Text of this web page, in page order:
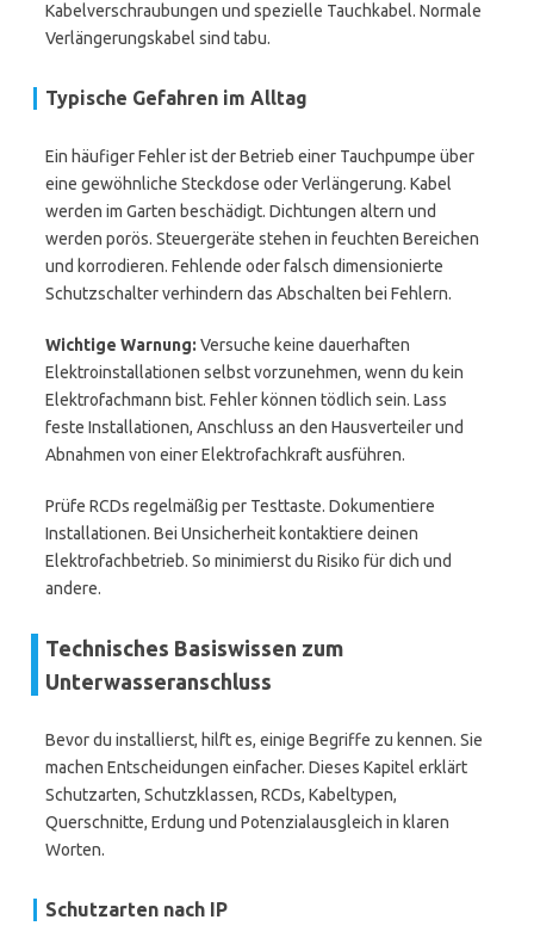
Kabelverschraubungen und spezielle Tauchkabel. Normale
Verlängerungskabel sind tabu.
Typische Gefahren im Alltag
Ein häufiger Fehler ist der Betrieb einer Tauchpumpe über
eine gewöhnliche Steckdose oder Verlängerung. Kabel
werden im Garten beschädigt. Dichtungen altern und
werden porös. Steuergeräte stehen in feuchten Bereichen
und korrodieren. Fehlende oder falsch dimensionierte
Schutzschalter verhindern das Abschalten bei Fehlern.
Wichtige Warnung: Versuche keine dauerhaften
Elektroinstallationen selbst vorzunehmen, wenn du kein
Elektrofachmann bist. Fehler können tödlich sein. Lass
feste Installationen, Anschluss an den Hausverteiler und
Abnahmen von einer Elektrofachkraft ausführen.
Prüfe RCDs regelmäßig per Testtaste. Dokumentiere
Installationen. Bei Unsicherheit kontaktiere deinen
Elektrofachbetrieb. So minimierst du Risiko für dich und
andere.
Technisches Basiswissen zum
Unterwasseranschluss
Bevor du installierst, hilft es, einige Begriffe zu kennen. Sie
machen Entscheidungen einfacher. Dieses Kapitel erklärt
Schutzarten, Schutzklassen, RCDs, Kabeltypen,
Querschnitte, Erdung und Potenzialausgleich in klaren
Worten.
Schutzarten nach IP